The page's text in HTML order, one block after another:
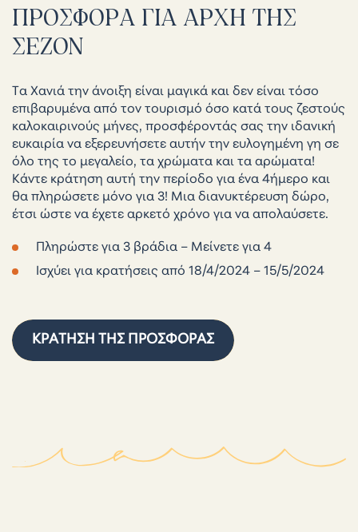
ΠΡΟΣΦΟΡΑ ΓΙΑ ΑΡΧΗ ΤΗΣ
ΣΕΖΟΝ
Τα Χανιά την άνοιξη είναι μαγικά και δεν είναι τόσο
επιβαρυμένα από τον τουρισμό όσο κατά τους ζεστούς
καλοκαιρινούς μήνες, προσφέροντάς σας την ιδανική
ευκαιρία να εξερευνήσετε αυτήν την ευλογημένη γη σε
όλο της το μεγαλείο, τα χρώματα και τα αρώματα!
Κάντε κράτηση αυτή την περίοδο για ένα 4ήμερο και
θα πληρώσετε μόνο για 3! Μια διανυκτέρευση δώρο,
έτσι ώστε να έχετε αρκετό χρόνο για να απολαύσετε.
Πληρώστε για 3 βράδια – Μείνετε για 4
Ισχύει για κρατήσεις από 18/4/2024 – 15/5/2024
ΚΡΆΤΗΣΗ ΤΗΣ ΠΡΟΣΦΟΡΆΣ